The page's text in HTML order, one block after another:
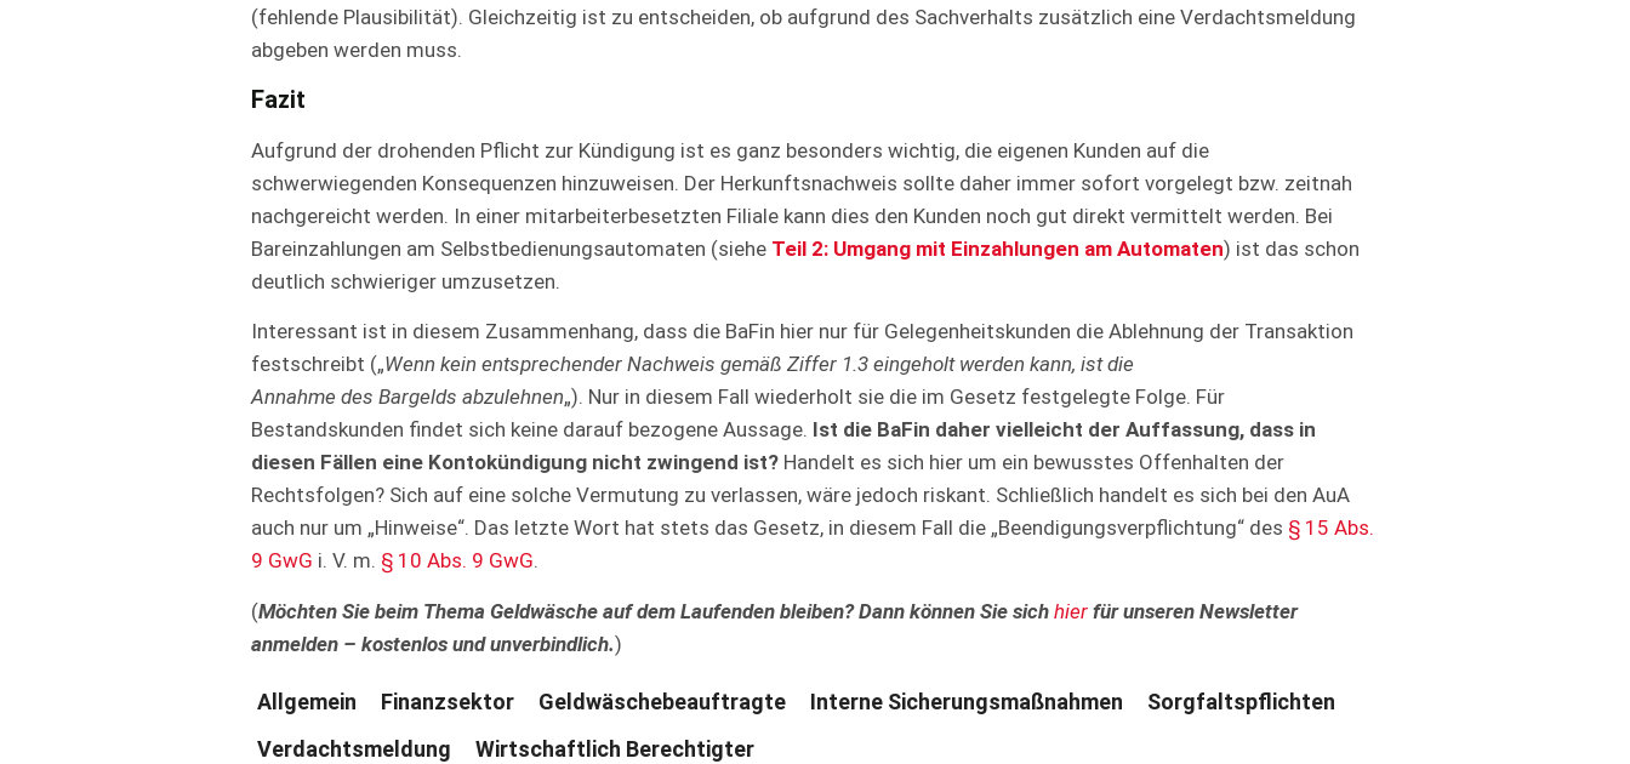
(fehlende Plausibilität). Gleichzeitig ist zu entscheiden, ob aufgrund des Sachverhalts zusätzlich eine Verdachtsmeldung
abgeben werden muss.
Fazit
Aufgrund der drohenden Pflicht zur Kündigung ist es ganz besonders wichtig, die eigenen Kunden auf die
schwerwiegenden Konsequenzen hinzuweisen. Der Herkunftsnachweis sollte daher immer sofort vorgelegt bzw. zeitnah
nachgereicht werden. In einer mitarbeiterbesetzten Filiale kann dies den Kunden noch gut direkt vermittelt werden. Bei
Bareinzahlungen am Selbstbedienungsautomaten (siehe Teil 2: Umgang mit Einzahlungen am Automaten) ist das schon
deutlich schwieriger umzusetzen.
Interessant ist in diesem Zusammenhang, dass die BaFin hier nur für Gelegenheitskunden die Ablehnung der Transaktion
festschreibt („Wenn kein entsprechender Nachweis gemäß Ziffer 1.3 eingeholt werden kann, ist die
Annahme des Bargelds abzulehnen„). Nur in diesem Fall wiederholt sie die im Gesetz festgelegte Folge. Für
Bestandskunden findet sich keine darauf bezogene Aussage. Ist die BaFin daher vielleicht der Auffassung, dass in
diesen Fällen eine Kontokündigung nicht zwingend ist? Handelt es sich hier um ein bewusstes Offenhalten der
Rechtsfolgen? Sich auf eine solche Vermutung zu verlassen, wäre jedoch riskant. Schließlich handelt es sich bei den AuA
auch nur um „Hinweise“. Das letzte Wort hat stets das Gesetz, in diesem Fall die „Beendigungsverpflichtung“ des § 15 Abs.
9 GwG i. V. m. § 10 Abs. 9 GwG.
(Möchten Sie beim Thema Geldwäsche auf dem Laufenden bleiben? Dann können Sie sich hier für unseren Newsletter
anmelden – kostenlos und unverbindlich.)
Allgemein Finanzsektor Geldwäschebeauftragte Interne Sicherungsmaßnahmen
Sorgfaltspflichten
Verdachtsmeldung
Wirtschaftlich Berechtigter